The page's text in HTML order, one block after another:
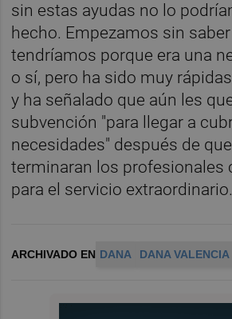
sin estas ayudas no lo
hecho. Empezamos sin
tendríamos porque era una
o sí, pero ha sido muy
y ha señalado que aún les
subvención "para llegar a
necesidades" después de
terminaran los profesionales
para el servicio extraordinario.
ARCHIVADO EN DANA DANA VALENCIA